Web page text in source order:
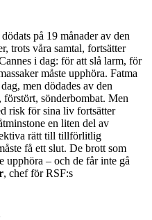
på 19 månader av den
trots våra samtal, fortsätter
i dag: för att slå larm, för
måste upphöra. Fatma
men dödades av den
förstört, sönderbombat. Men
risk för sina liv fortsätter
en liten del av
rätt till tillförlitlig
få ett slut. De brott som
upphöra – och de får inte gå
, chef för RSF:s